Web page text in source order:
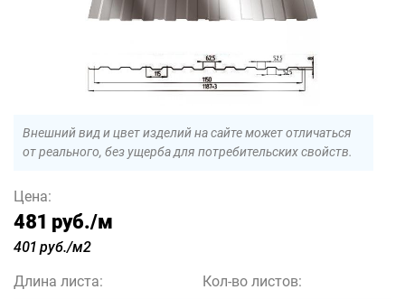
Внешний вид и цвет изделий на сайте может отличаться
от реального, без ущерба для потребительских свойств.
Цена:
481 руб./м
401 руб./м2
Длина листа:
Кол-во листов: